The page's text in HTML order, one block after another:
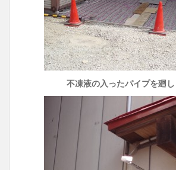
不凍液の入ったパイプを廻し